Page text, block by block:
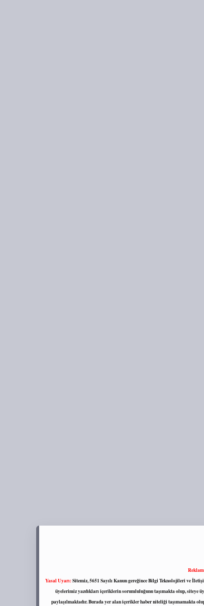
Yasal Uyarı:Sitemiz, 5651 Sayılı Kanun gereğince Bilgi Teknolojileri ve
üyelerimiz yazdıkları içeriklerin sorumluluğunu taşımakta olup, siteye
paylaşılmaktadır. Burada yer alan içerikler haber niteliği taşımamakta